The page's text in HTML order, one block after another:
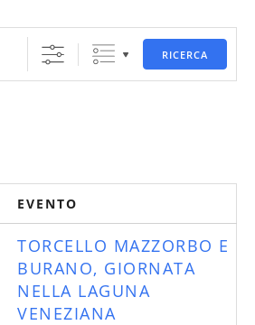
RICERCA
EVENTO
TORCELLO MAZZORBO E
BURANO, GIORNATA
NELLA LAGUNA
VENEZIANA